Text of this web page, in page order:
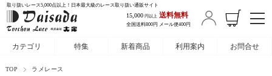
取り扱いレース5,000点以上！日本最大級のレース取り扱い通販サイト
15,000 円以上 送料無料
全国送料800円 メール便400円
カテゴリ 特集 新着商品 利用案内 お問合せ
TOP ラメレース